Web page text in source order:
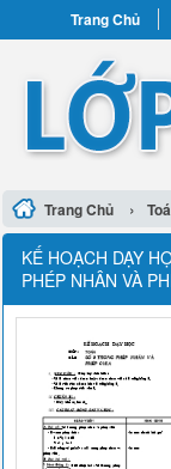
Trang Chủ
Trang Chủ ›
KẾ HOẠCH DẠY
PHÉP NHÂN VÀ